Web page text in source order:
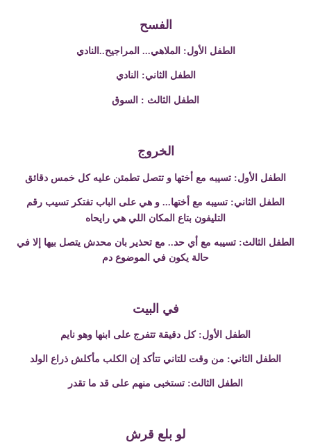
الفسح
الطفل الأول : الملاهي... المراجيح..النادي
الطفل الثاني: النادي
الطفل الثالث: السوق
الخروج
الطفل الأول: تسيبه مع أختها و تتصل تطمئن عليه كل خمس دقائق
الطفل الثاني: تسيبه مع أختها... و هي على الباب تفتكر تسيب رقم
التليفون بتاع المكان اللي هي رايحاه
الطفل الثالث: تسيبه مع أي حد.. مع تحذير بان محدش يتصل بيها إلا في
حالة يكون في الموضوع دم
في البيت
الطفل الأول: كل دقيقة تتفرج على ابنها وهو نايم
الطفل الثاني: من وقت للتاني تتأكد إن الكلب مأكلش ذراع الولد
الطفل الثالث: تستخبى منهم على قد ما تقدر
لو بلع قرش